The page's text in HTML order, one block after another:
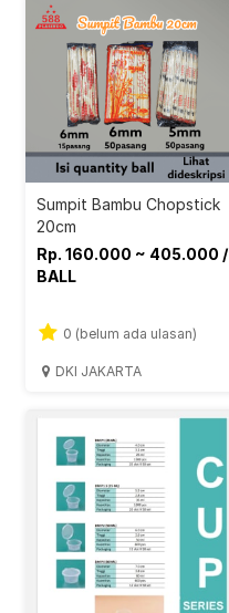
Sumpit Bambu Chopstick
20cm
Rp. 160.000 ~ 405.000 /
BALL
0 (belum ada ulasan)
DKI JAKARTA